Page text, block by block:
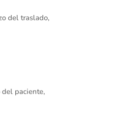
del traslado,
paciente,